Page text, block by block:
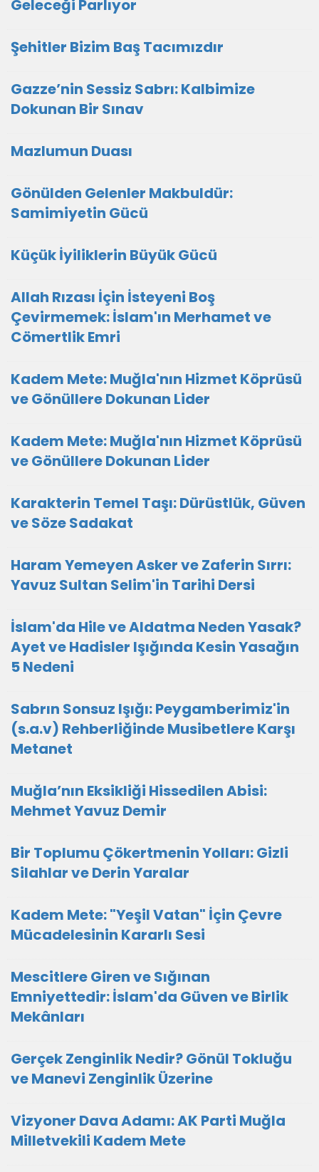
Geleceği Parlıyor
Şehitler Bizim Baş Tacımızdır
Gazze’nin Sessiz Sabrı: Kalbimize
Dokunan Bir Sınav
Mazlumun Duası
​Gönülden Gelenler Makbuldür:
Samimiyetin Gücü
Küçük İyiliklerin Büyük Gücü
Allah Rızası İçin İsteyeni Boş
Çevirmemek: İslam'ın Merhamet ve
Cömertlik Emri
Kadem Mete: Muğla'nın Hizmet Köprüsü
ve Gönüllere Dokunan Lider
Kadem Mete: Muğla'nın Hizmet Köprüsü
ve Gönüllere Dokunan Lider
Karakterin Temel Taşı: Dürüstlük, Güven
ve Söze Sadakat
Haram Yemeyen Asker ve Zaferin Sırrı:
Yavuz Sultan Selim'in Tarihi Dersi
İslam'da Hile ve Aldatma Neden Yasak?
Ayet ve Hadisler Işığında Kesin Yasağın
5 Nedeni
Sabrın Sonsuz Işığı: Peygamberimiz'in
(s.a.v) Rehberliğinde Musibetlere Karşı
Metanet
Muğla’nın Eksikliği Hissedilen Abisi:
Mehmet Yavuz Demir
Bir Toplumu Çökertmenin Yolları: Gizli
Silahlar ve Derin Yaralar
Kadem Mete: "Yeşil Vatan" İçin Çevre
Mücadelesinin Kararlı Sesi
Mescitlere Giren ve Sığınan
Emniyettedir: İslam'da Güven ve Birlik
Mekânları
Gerçek Zenginlik Nedir? Gönül Tokluğu
ve Manevi Zenginlik Üzerine
Vizyoner Dava Adamı: AK Parti Muğla
Milletvekili Kadem Mete